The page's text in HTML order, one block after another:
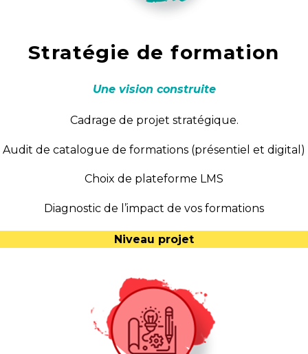
Stratégie de formation
Une vision construite
Cadrage de projet stratégique.
Audit de catalogue de formations (présentiel et digital)
Choix de plateforme LMS
Diagnostic de l’impact de vos formations
Niveau projet